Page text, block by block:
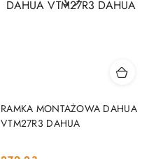
RAMKA MONTAŻOWA DAHUA
VTM27R3 DAHUA